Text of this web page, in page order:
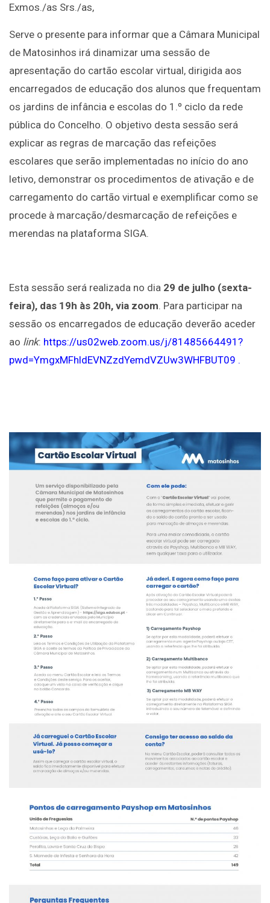
Exmos./as Srs./as,
Serve o presente para informar que a Câmara Municipal
de Matosinhos irá dinamizar uma sessão de
apresentação do cartão escolar virtual, dirigida aos
encarregados de educação dos alunos que frequentam
os jardins de infância e escolas do 1.º ciclo da rede
pública do Concelho. O objetivo desta sessão será
explicar as regras de marcação das refeições
escolares que serão implementadas no início do ano
letivo, demonstrar os procedimentos de ativação e de
carregamento do cartão virtual e exemplificar como se
procede à marcação/desmarcação de refeições e
merendas na plataforma SIGA.
Esta sessão será realizada no dia 29 de julho (sexta-
feira), das 19h às 20h, via zoom. Para participar na
sessão os encarregados de educação deverão aceder
ao link: https://us02web.zoom.us/j/81485664491?
pwd=YmgxMFhldEVNZzdYemdVZUw3WHFBUT09 .